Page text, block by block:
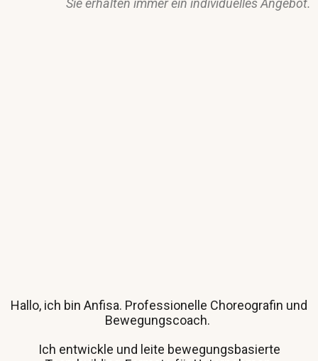
Sie erhalten immer ein individuelles Angebot.
Hallo, ich bin Anfisa. Professionelle Choreografin und
Bewegungscoach.
Ich entwickle und leite bewegungsbasierte